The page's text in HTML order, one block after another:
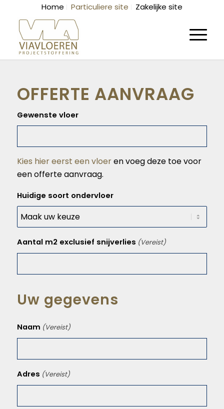
Home Particuliere site Zakelijke site
OFFERTE AANVRAAG
Gewenste vloer
Kies hier eerst een vloeren voeg deze toe voor
een offerte aanvraag.
Huidige soort ondervloer
Aantal m2 exclusief snijverlies (Vereist)
Uw gegevens
Naam (Vereist)
Adres (Vereist)